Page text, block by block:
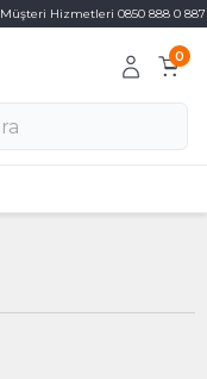
Müşteri Hizmetleri 0850 888 0 887
0